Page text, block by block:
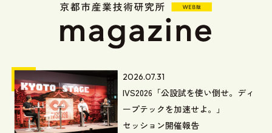
2026.07.31
IVS2026「公設試を使い倒せ。ディ
ープテックを加速せよ。」
セッション開催報告